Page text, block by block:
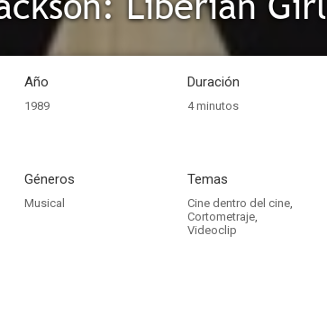
Año
1989
Duración
4 minutos
Géneros
Musical
Temas
Cine dentro del cine,
Cortometraje,
Videoclip